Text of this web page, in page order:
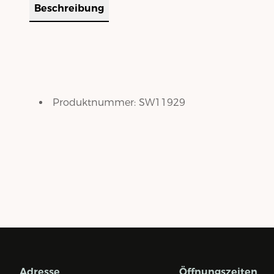
Beschreibung
Produktnummer: SW11929